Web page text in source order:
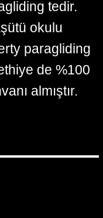
tedir.
okulu
paragliding
de %100
almıştır.